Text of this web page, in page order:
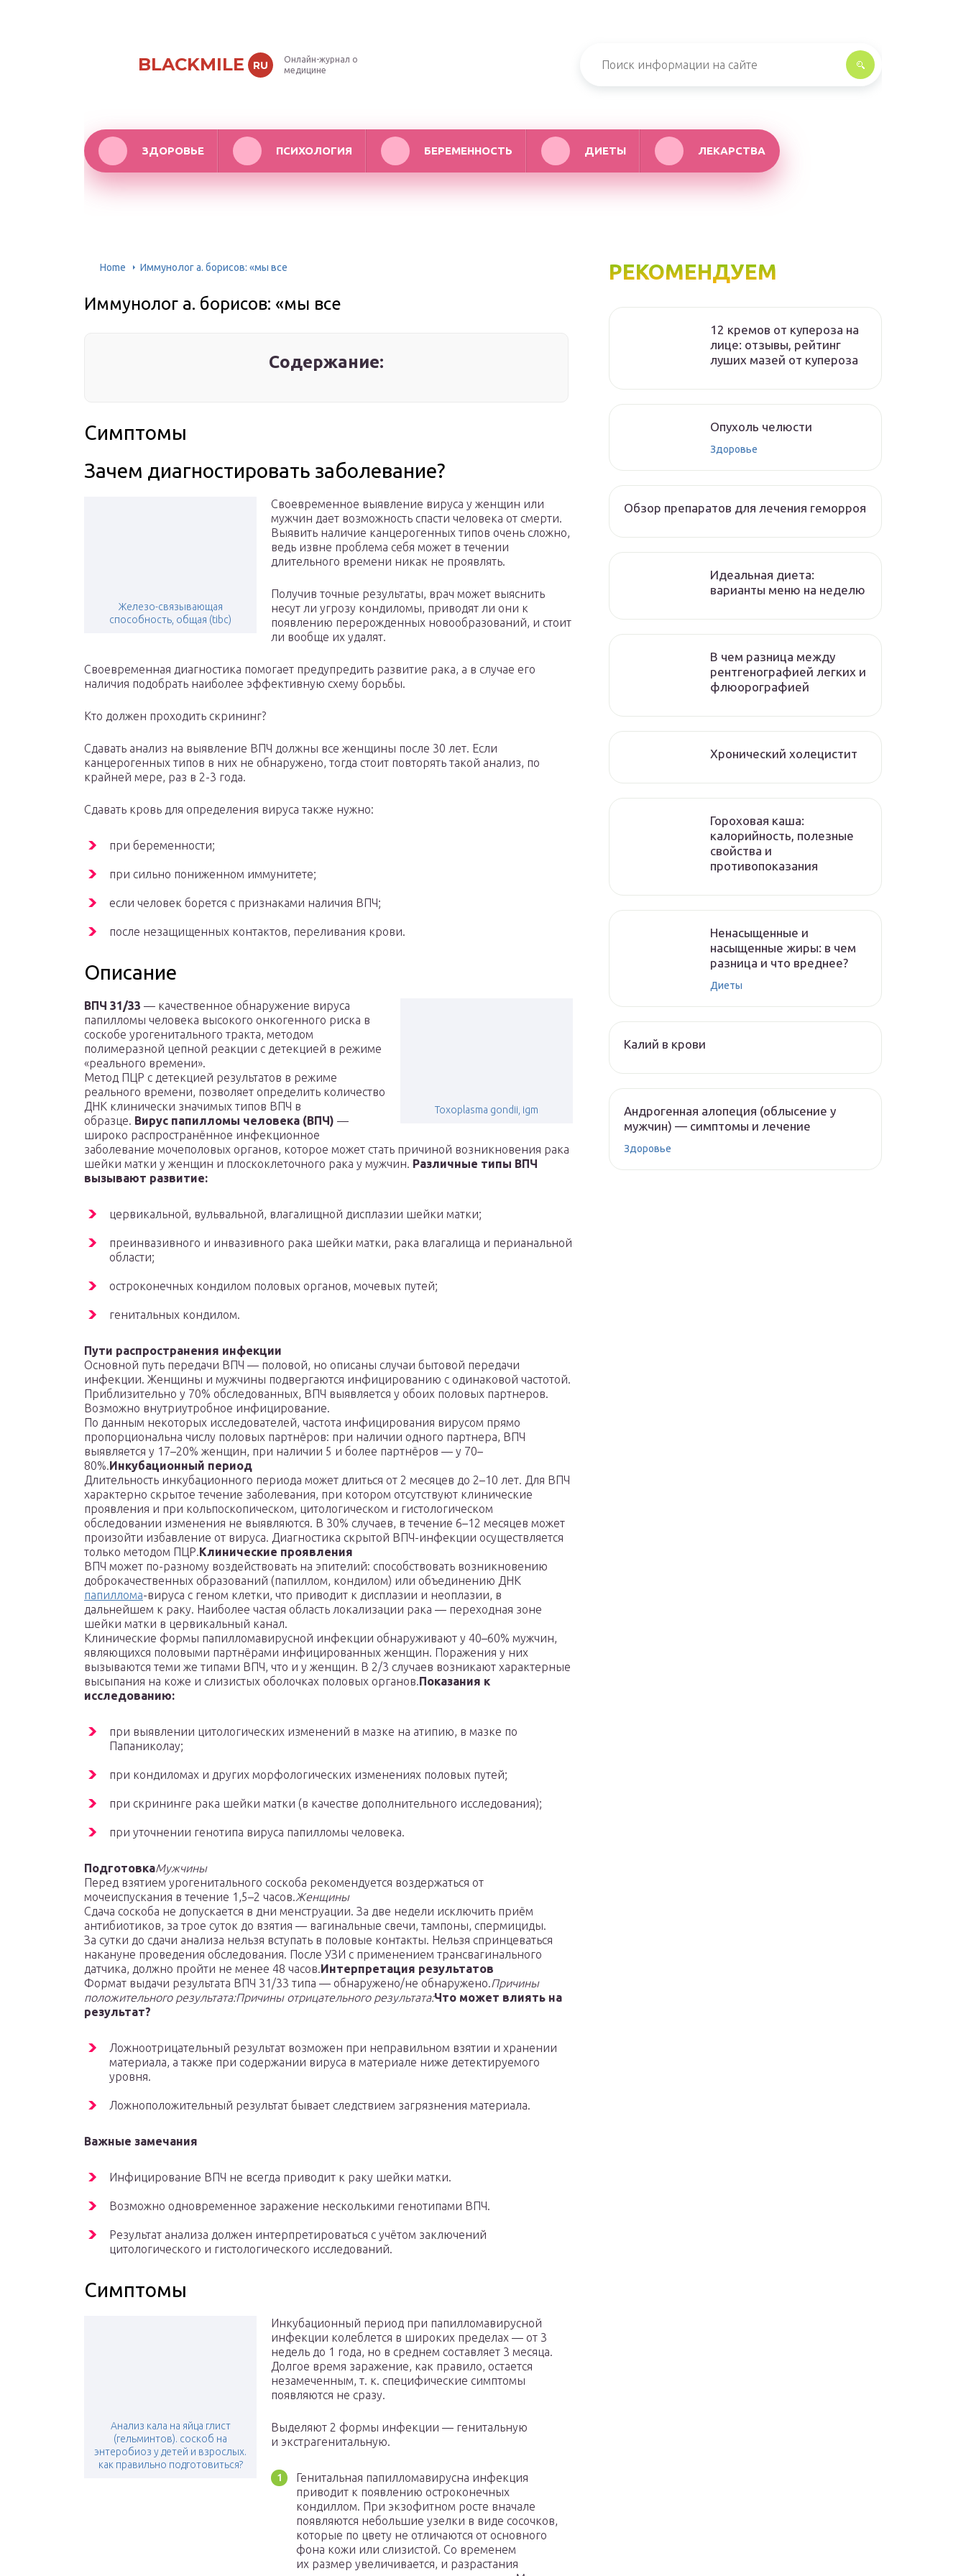
BLACKMILE RU
Онлайн-журнал о
медицине
ЗДОРОВЬЕ ПСИХОЛОГИЯ БЕРЕМЕННОСТЬ ДИЕТЫ ЛЕКАРСТВА
Home Иммунолог а. борисов: «мы все
Иммунолог а. борисов: «мы все
Содержание:
Симптомы
Зачем диагностировать заболевание?
Железо-связывающая
способность, общая (tibc)
Своевременное выявление вируса у женщин или
мужчин дает возможность спасти человека от смерти.
Выявить наличие канцерогенных типов очень сложно,
ведь извне проблема себя может в течении
длительного времени никак не проявлять.
Получив точные результаты, врач может выяснить
несут ли угрозу кондиломы, приводят ли они к
появлению перерожденных новообразований, и стоит
ли вообще их удалят.
Своевременная диагностика помогает предупредить развитие рака, а в случае его
наличия подобрать наиболее эффективную схему борьбы.
Кто должен проходить скрининг?
Сдавать анализ на выявление ВПЧ должны все женщины после 30 лет. Если
канцерогенных типов в них не обнаружено, тогда стоит повторять такой анализ, по
крайней мере, раз в 2-3 года.
Сдавать кровь для определения вируса также нужно:
при беременности;
при сильно пониженном иммунитете;
если человек борется с признаками наличия ВПЧ;
после незащищенных контактов, переливания крови.
Описание
Toxoplasma gondii, igm
ВПЧ 31/33 — качественное обнаружение вируса
папилломы человека высокого онкогенного риска в
соскобе урогенитального тракта, методом
полимеразной цепной реакции с детекцией в режиме
«реального времени».
Метод ПЦР с детекцией результатов в режиме
реального времени, позволяет определить количество
ДНК клинически значимых типов ВПЧ в
образце. Вирус папилломы человека (ВПЧ) —
широко распространённое инфекционное
заболевание мочеполовых органов, которое может стать причиной возникновения рака
шейки матки у женщин и плоскоклеточного рака у мужчин. Различные типы ВПЧ
вызывают развитие:
цервикальной, вульвальной, влагалищной дисплазии шейки матки;
преинвазивного и инвазивного рака шейки матки, рака влагалища и перианальной
области;
остроконечных кондилом половых органов, мочевых путей;
генитальных кондилом.
Пути распространения инфекции
Основной путь передачи ВПЧ — половой, но описаны случаи бытовой передачи
инфекции. Женщины и мужчины подвергаются инфицированию с одинаковой частотой.
Приблизительно у 70% обследованных, ВПЧ выявляется у обоих половых партнеров.
Возможно внутриутробное инфицирование.
По данным некоторых исследователей, частота инфицирования вирусом прямо
пропорциональна числу половых партнёров: при наличии одного партнера, ВПЧ
выявляется у 17–20% женщин, при наличии 5 и более партнёров — у 70–
80%.Инкубационный период
Длительность инкубационного периода может длиться от 2 месяцев до 2–10 лет. Для ВПЧ
характерно скрытое течение заболевания, при котором отсутствуют клинические
проявления и при кольпоскопическом, цитологическом и гистологическом
обследовании изменения не выявляются. В 30% случаев, в течение 6–12 месяцев может
произойти избавление от вируса. Диагностика скрытой ВПЧ-инфекции осуществляется
только методом ПЦР.Клинические проявления
ВПЧ может по-разному воздействовать на эпителий: способствовать возникновению
доброкачественных образований (папиллом, кондилом) или объединению ДНК
папиллома-вируса с геном клетки, что приводит к дисплазии и неоплазии, в
дальнейшем к раку. Наиболее частая область локализации рака — переходная зоне
шейки матки в цервикальный канал.
Клинические формы папилломавирусной инфекции обнаруживают у 40–60% мужчин,
являющихся половыми партнёрами инфицированных женщин. Поражения у них
вызываются теми же типами ВПЧ, что и у женщин. В 2/3 случаев возникают характерные
высыпания на коже и слизистых оболочках половых органов.Показания к
исследованию:
при выявлении цитологических изменений в мазке на атипию, в мазке по
Папаниколау;
при кондиломах и других морфологических изменениях половых путей;
при скрининге рака шейки матки (в качестве дополнительного исследования);
при уточнении генотипа вируса папилломы человека.
ПодготовкаМужчины
Перед взятием урогенитального соскоба рекомендуется воздержаться от
мочеиспускания в течение 1,5–2 часов.Женщины
Сдача соскоба не допускается в дни менструации. За две недели исключить приём
антибиотиков, за трое суток до взятия — вагинальные свечи, тампоны, спермициды.
За сутки до сдачи анализа нельзя вступать в половые контакты. Нельзя спринцеваться
накануне проведения обследования. После УЗИ с применением трансвагинального
датчика, должно пройти не менее 48 часов.Интерпретация результатов
Формат выдачи результата ВПЧ 31/33 типа — обнаружено/не обнаружено.Причины
положительного результата:Причины отрицательного результата:Что может влиять на
результат?
Ложноотрицательный результат возможен при неправильном взятии и хранении
материала, а также при содержании вируса в материале ниже детектируемого
уровня.
Ложноположительный результат бывает следствием загрязнения материала.
Важные замечания
Инфицирование ВПЧ не всегда приводит к раку шейки матки.
Возможно одновременное заражение несколькими генотипами ВПЧ.
Результат анализа должен интерпретироваться с учётом заключений
цитологического и гистологического исследований.
Симптомы
Анализ кала на яйца глист
(гельминтов). соскоб на
энтеробиоз у детей и взрослых.
как правильно подготовиться?
Инкубационный период при папилломавирусной
инфекции колеблется в широких пределах — от 3
недель до 1 года, но в среднем составляет 3 месяца.
Долгое время заражение, как правило, остается
незамеченным, т. к. специфические симптомы
появляются не сразу.
Выделяют 2 формы инфекции — генитальную
и экстрагенитальную.
Генитальная папилломавирусна инфекция
приводит к появлению остроконечных
кондиллом. При экзофитном росте вначале
появляются небольшие узелки в виде сосочков,
которые по цвету не отличаются от основного
фона кожи или слизистой. Со временем
их размер увеличивается, и разрастания
РЕКОМЕНДУЕМ
12 кремов от купероза на
лице: отзывы, рейтинг
луших мазей от купероза
Опухоль челюсти
Здоровье
Обзор препаратов для лечения геморроя
Идеальная диета:
варианты меню на неделю
В чем разница между
рентгенографией легких и
флюорографией
Хронический холецистит
Гороховая каша:
калорийность, полезные
свойства и
противопоказания
Ненасыщенные и
насыщенные жиры: в чем
разница и что вреднее?
Диеты
Калий в крови
Андрогенная алопеция (облысение у
мужчин) — симптомы и лечение
Здоровье